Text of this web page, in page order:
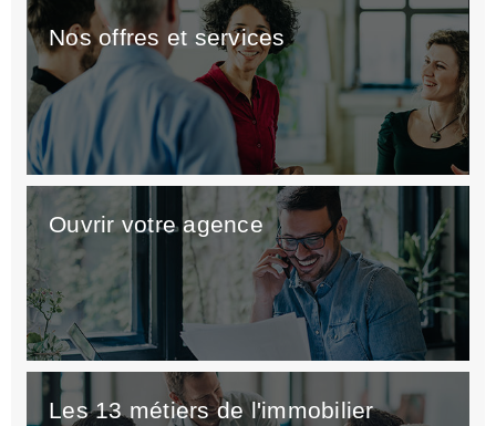
Nos offres et services
Ouvrir votre agence
Les 13 métiers de l'immobilier